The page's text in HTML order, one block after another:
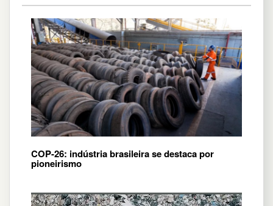
COP-26: indústria brasileira se destaca por
pioneirismo